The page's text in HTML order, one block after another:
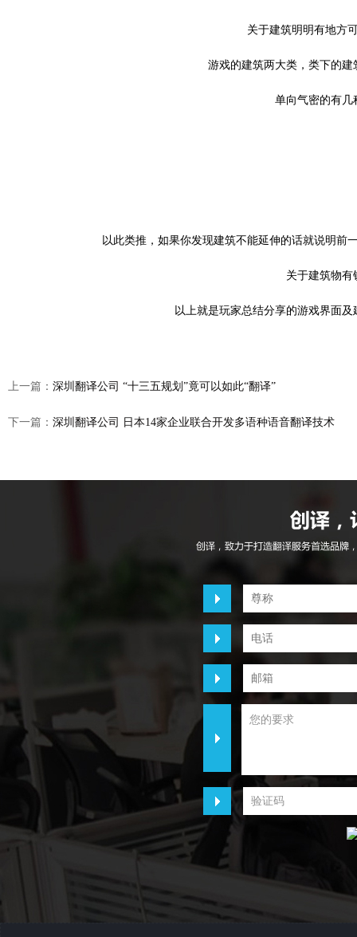
关于建筑明明有地方
游戏的建筑两大类，类下的建
单向气密的有几
以此类推，如果你发现建筑不能延伸的话就说明前
关于建筑物有
以上就是玩家总结分享的游戏界面
上一篇： 深圳翻译公司 “十三五规划”竟可以如此“翻译”
下一篇： 深圳翻译公司 日本14家企业联合开发多语种语音翻译技术